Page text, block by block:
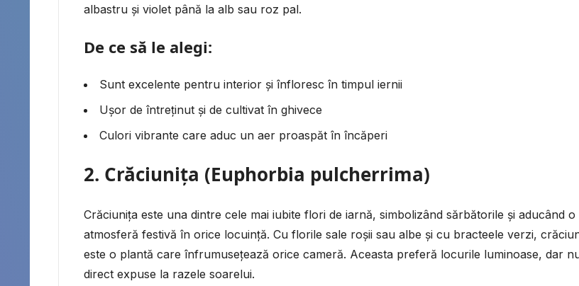
albastru și violet până la alb sau roz pal.
De ce să le alegi:
Sunt excelente pentru interior și înfloresc în timpul iernii
Ușor de întreținut și de cultivat în ghivece
Culori vibrante care aduc un aer proaspăt în încăperi
2. Crăciunița (Euphorbia pulcherrima)
Crăciunița este una dintre cele mai iubite flori de iarnă, simbolizând sărbătorile și aducând o
atmosferă festivă în orice locuință. Cu florile sale roșii sau albe și cu bracteele verzi,
este o plantă care înfrumusețează orice cameră. Aceasta preferă locurile luminoase, dar
direct expuse la razele soarelui.